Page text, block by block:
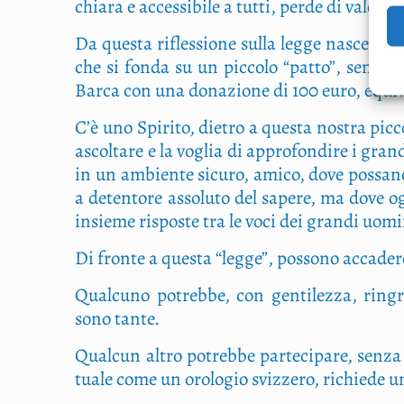
chia­ra e acces­si­bi­le a tut­ti, per­de di valore.
Da que­sta rifles­sio­ne sul­la leg­ge nasce
che si fon­da su un pic­co­lo “pat­to”,
Bar­ca con una dona­zio­ne di 100 euro,
C’è uno Spi­ri­to, die­tro a que­sta nostra
ascol­ta­re e la voglia di appro­fon­di­re i
in un ambien­te sicu­ro, ami­co, dove
a deten­to­re asso­lu­to del sape­re, ma
insie­me rispo­ste tra le voci dei gran­di
Di fron­te a que­sta “leg­ge”, pos­so­no
Qual­cu­no potreb­be, con gen­ti­lez­za,
sono tante.
Qual­cun altro potreb­be par­te­ci­pa­re,
tua­le come un oro­lo­gio sviz­ze­ro, richie­de